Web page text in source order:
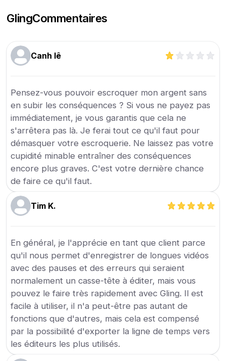
GlingCommentaires
Canh lê
Pensez-vous pouvoir escroquer mon argent sans
en subir les conséquences ? Si vous ne payez pas
immédiatement, je vous garantis que cela ne
s'arrêtera pas là. Je ferai tout ce qu'il faut pour
démasquer votre escroquerie. Ne laissez pas votre
cupidité minable entraîner des conséquences
encore plus graves. C'est votre dernière chance
de faire ce qu'il faut.
Tim K.
En général, je l'apprécie en tant que client parce
qu'il nous permet d'enregistrer de longues vidéos
avec des pauses et des erreurs qui seraient
normalement un casse-tête à éditer, mais vous
pouvez le faire très rapidement avec Gling. Il est
facile à utiliser, il n'a peut-être pas autant de
fonctions que d'autres, mais cela est compensé
par la possibilité d'exporter la ligne de temps vers
les éditeurs les plus utilisés.